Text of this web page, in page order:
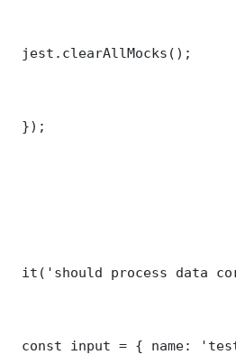
jest.clearAllMocks();
});
it('should process data
const input = { name: